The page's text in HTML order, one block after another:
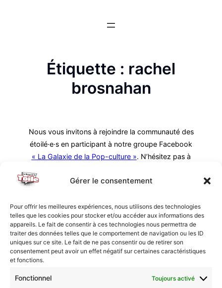
Gérer le consentement
Pour offrir les meilleures expériences, nous utilisons des technologies
telles que les cookies pour stocker et/ou accéder aux informations des
appareils. Le fait de consentir à ces technologies nous permettra de
traiter des données telles que le comportement de navigation ou les ID
uniques sur ce site. Le fait de ne pas consentir ou de retirer son
consentement peut avoir un effet négatif sur certaines caractéristiques
et fonctions.
Fonctionnel Toujours activé
Étiquette : rachel
brosnahan
Nous vous invitons à rejoindre la communauté des
étoilé·e·s en participant à notre groupe Facebook
« La Galaxie de la Pop-culture ». N’hésitez pas à
© Revue de la Toile 2018 – 2026 | Thème Mesa WPEX par